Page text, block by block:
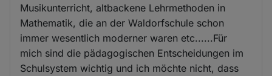
Musikunterricht, altbackene Lehrmethoden in
Mathematik, die an der Waldorfschule schon
immer wesentlich moderner waren etc......Für
mich sind die pädagogischen Entscheidungen im
Schulsystem wichtig und ich möchte nicht, dass